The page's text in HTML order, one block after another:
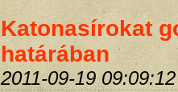
Katonasírokat
határában
2011-09-19 09:09:12